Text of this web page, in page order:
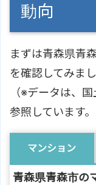
動向
まずは青森県青
を確認してみまし
（※データは、
参照しています
マンション
青森県青森市の